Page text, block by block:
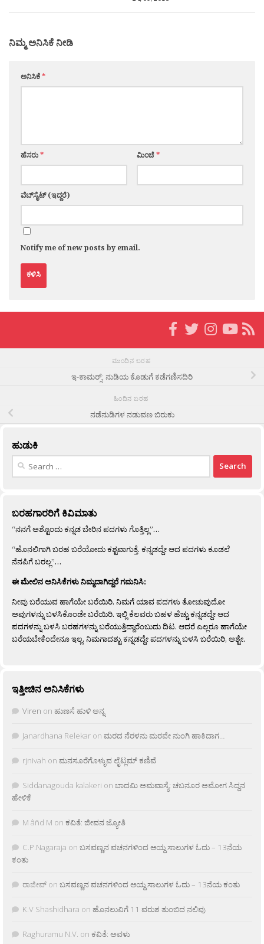
ನಿಮ್ಮ ಅನಿಸಿಕೆ ನೀಡಿ
ಅನಿಸಿಕೆ*
ಹೆಸರು* ಮಿಂಚೆ*
ವೆಬ್‌ಸೈಟ್ (ಇದ್ದರೆ)
Notify me of new posts by email.
ಮುಂದಿನ ಬರಹ
ಇ-ಕಾಮರ‍್ಸ್: ನುಡಿಯ ಕೊಡುಗೆ ಕಡೆಗಣಿಸದಿರಿ
ಹಿಂದಿನ ಬರಹ
ನಡೆನುಡಿಗಳ ನಡುವಣ ಬಿರುಕು
ಹುಡುಕಿ
Search
ಬರಹಗಾರರಿಗೆ ಕಿವಿಮಾತು
“ನನಗೆ ಅಶ್ಟೊಂದು ಕನ್ನಡ ಬೇರಿನ ಪದಗಳು ಗೊತ್ತಿಲ್ಲ”…
“ಹೊನಲಿಗಾಗಿ ಬರಹ ಬರೆಯೋದು ಕಶ್ಟವಾಗುತ್ತೆ. ಕನ್ನಡದ್ದೇ ಆದ ಪದಗಳು ಕೂಡಲೆ
ನೆನಪಿಗೆ ಬರಲ್ಲ”…
ಈ ಮೇಲಿನ ಅನಿಸಿಕೆಗಳು ನಿಮ್ಮದಾಗಿದ್ದರೆ ಗಮನಿಸಿ:
ನೀವು ಬರೆಯುವ ಹಾಗೆಯೇ ಬರೆಯಿರಿ. ನಿಮಗೆ ಯಾವ ಪದಗಳು ತೋಚುವುದೋ
ಅವುಗಳನ್ನು ಬಳಸಿಕೊಂಡೇ ಬರೆಯಿರಿ. ಇಲ್ಲಿ ಕೆಲವರು ಬಹಳ ಹೆಚ್ಚು ಕನ್ನಡದ್ದೇ ಆದ
ಪದಗಳನ್ನು ಬಳಸಿ ಬರಹಗಳನ್ನು ಬರೆಯುತ್ತಿದ್ದಾರೆಂಬುದು ದಿಟ. ಆದರೆ ಎಲ್ಲರೂ ಹಾಗೆಯೇ
ಬರೆಯಬೇಕೆಂದೇನೂ ಇಲ್ಲ. ನಿಮಗಾದಶ್ಟು ಕನ್ನಡದ್ದೇ ಪದಗಳನ್ನು ಬಳಸಿ ಬರೆಯಿರಿ, ಅಶ್ಟೇ.
ಇತ್ತೀಚಿನ ಅನಿಸಿಕೆಗಳು
Viren on ಹುಣಸೆ ಹುಳಿ ಅನ್ನ
Janardhana Relekar on ಮರದ ನೆರಳನು ಮರವೇ ನುಂಗಿ ಹಾಕಿದಾಗ…
rjnivah on ಮನಸೂರೆಗೊಳ್ಳುವ ಲೈಟ್ಲಮ್ ಕಣಿವೆ
Siddanagouda kalakeri on ಬಾದಮಿ ಅಮವಾಸ್ಯೆ: ಚಬನೂರ ಅಮೋಗ ಸಿದ್ದನ
ಹೇಳಿಕೆ
M âñd M on ಕವಿತೆ: ಜೀವನ ಜ್ಯೋತಿ
C.P.Nagaraja on ಬಸವಣ್ಣನ ವಚನಗಳಿಂದ ಆಯ್ದ ಸಾಲುಗಳ ಓದು – 13ನೆಯ
ಕಂತು
ರಾಜೀವ್ on ಬಸವಣ್ಣನ ವಚನಗಳಿಂದ ಆಯ್ದ ಸಾಲುಗಳ ಓದು – 13ನೆಯ ಕಂತು
K.V Shashidhara on ಹೊನಲುವಿಗೆ 11 ವರುಶ ತುಂಬಿದ ನಲಿವು
Raghuramu N.V. on ಕವಿತೆ: ಅವಳು